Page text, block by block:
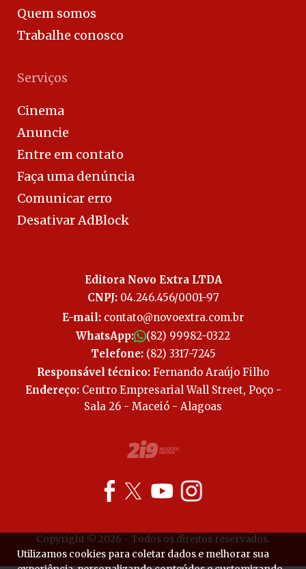
Quem somos
Trabalhe conosco
Serviços
Cinema
Anuncie
Entre em contato
Faça uma denúncia
Comunicar erro
Desativar AdBlock
Editora Novo Extra LTDA
CNPJ:04.246.456/0001-97
E-mail: contato@novoextra.com.br
WhatsApp:
(82) 99982-0322
Telefone:(82) 3317-7245
Responsável técnico: Fernando Araújo Filho
Endereço:Centro Empresarial Wall Street, Poço -
Sala 26 - Maceió - Alagoas
Copyright © 2026 - Todos os direitos reservados.
Utilizamos cookies para coletar dados e melhorar sua